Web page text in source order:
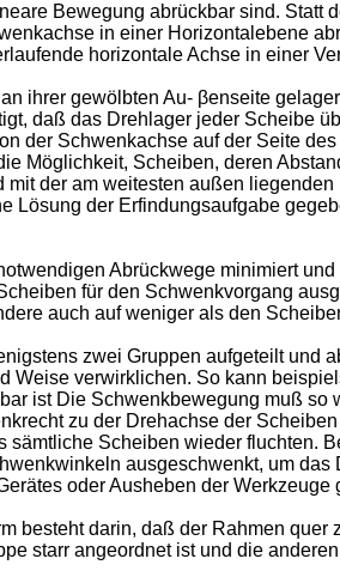
Bewegung abrückbar sind. Statt
in einer Horizontalebene
horizontale Achse in einer
ihrer gewölbten Au- βenseite
daß das Drehlager jeder Scheibe
der Schwenkachse auf der Seite
Möglichkeit, Scheiben, deren
der am weitesten außen
der Erfindungsaufgabe
Abrückwege minimiert
für den Schwenkvorgang
auch auf weniger als den
zwei Gruppen aufgeteilt und
verwirklichen. So kann
ist Die Schwenkbewegung muß
zu der Drehachse der
Scheiben wieder fluchten.
ausgeschwenkt, um
oder Ausheben der Werkzeuge
besteht darin, daß der Rahmen quer
starr angeordnet ist und die